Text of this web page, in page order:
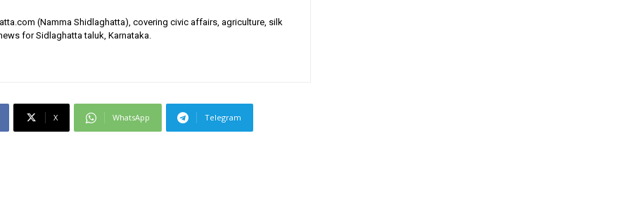
(Namma Shidlaghatta), covering civic affairs, agriculture, silk
for Sidlaghatta taluk, Karnataka.
X WhatsApp Telegram